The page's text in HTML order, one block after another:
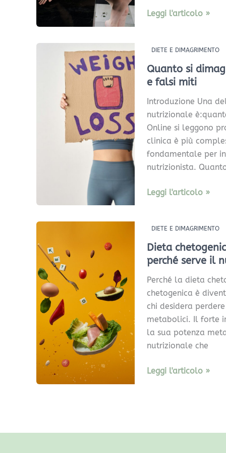
Leggi l'articolo »
DIETE E DIMAGRIMENTO
Quanto si
e falsi miti
Introduzione Una
nutrizionale
Online si leggono
clinica è più
fondamentale per
nutrizionista.
Quanto
dimagrisce
con
la
dieta
chetogenica?
Tempi
reali
e
miti
Leggi l'articolo »
DIETE E DIMAGRIMENTO
Dieta
perché serve il
Perché la dieta
chetogenica è
chi desidera
metabolici. Il forte
la sua potenza
nutrizionale che
Dieta
chetogenica
a
Verona:
quando
è
davvero
indicata
e
perché
ilLeggi l'articolo »